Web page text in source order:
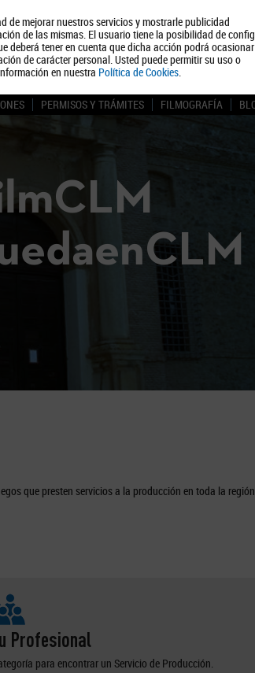
de mejorar nuestros servicios y mostrarle publicidad
de las mismas. El usuario tiene la posibilidad de
deberá tener en cuenta que dicha acción podrá ocasionar
de carácter personal. Usted puede permitir su uso o
en nuestra Política de Cookies.
Quiénes somos Turismo Política de Privacidad
PERMISOS Y TRÁMITES FILMOGRAFÍA
que presten servicios a la producción en toda la
Profesional
para encontrar un Servicio de Producción.